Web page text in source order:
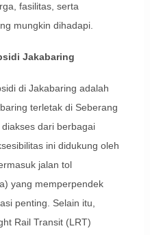
fasilitas, serta
mungkin dihadapi.
Jakabaring
di Jakabaring adalah
terletak di Seberang
dari berbagai
ini didukung oleh
jalan tol
yang memperpendek
penting. Selain itu,
Rail Transit (LRT)